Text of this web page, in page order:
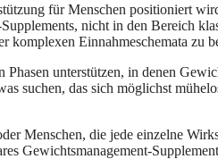
für Menschen positioniert
nicht in den Bereich
komplexen Einnahmeschemata zu
unterstützen, in denen
suchen, das sich möglichst
Menschen, die jede einzelne
Gewichtsmanagement-